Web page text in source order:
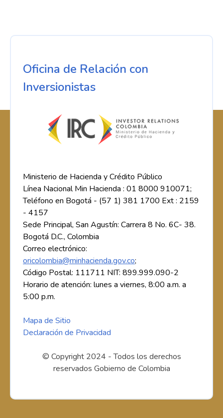
Oficina de Relación con
Inversionistas
Ministerio de Hacienda y Crédito Público
Línea Nacional Min Hacienda : 01 8000 910071;
Teléfono en Bogotá - (57 1) 381 1700 Ext : 2159
- 4157
Sede Principal, San Agustín: Carrera 8 No. 6C- 38.
Bogotá D.C., Colombia
Correo electrónico:
oricolombia@minhacienda.gov.co;
Código Postal: 111711 NIT: 899.999.090-2
Horario de atención: lunes a viernes, 8:00 a.m. a
5:00 p.m.
Mapa de Sitio
Declaración de Privacidad
© Copyright 2024 - Todos los derechos
reservados Gobierno de Colombia